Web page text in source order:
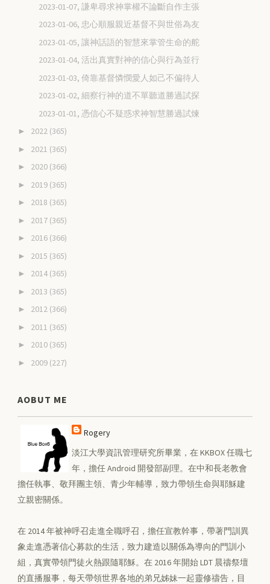
2023-01-07, 謙卑尋求神掌權不論斷自作主張
2023-01-06, 忠心順服親近基督不與世俗為友
2023-01-05, 讓神話語的智慧來掌管生命的舵
2023-01-04, 活出真實對神的信心與行為並行
2023-01-03, 倚靠基督憐憫愛人如己不偏待人
2023-01-02, 細察行神的道不單聽道勝過試探
2023-01-01, 憑信心不疑惑求神智慧勝過試煉
► 2022 (365)
► 2021 (365)
► 2020 (366)
► 2019 (365)
► 2018 (365)
► 2017 (365)
► 2016 (366)
► 2015 (365)
► 2014 (365)
► 2013 (365)
► 2012 (366)
► 2011 (365)
► 2010 (365)
► 2009 (227)
AOBUT ME
Rogery
淡江大學資訊管理研究所畢業，在 KKBOX 任職七
年，擔任 Android 開發部副理。在中和長老教會
擔任執事、敬拜團主領、青少年輔導，致力帶領生命與耶穌建
立親密關係。
在 2014 年被神呼召走進全職呼召，擔任宣教幹事，帶著門訓異
象走進憑著信心募款的生活，致力建造以關係為導向的門訓小
組，真實帶領門徒火熱跟隨耶穌。在 2016 年開始 LDT 晨禱祭壇
的直播服事，每天帶領世界各地的弟兄姊妹一起靈修禱告，目